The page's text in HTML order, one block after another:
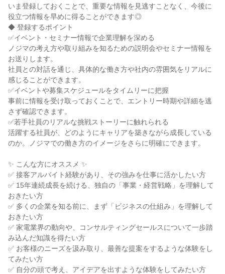
いま登録しておくことで、重要な情報を見逃すことなく、今後に
役立つ情報を早めに得ることができます◎
◆ 登録するポイント
✅イベント・セミナー情報で企業理解を深める
ノジマの考え方や取り組みを知るための説明会やセミナー情報を
お送りします。
社員との対話を通じ、具体的な働き方や社内の雰囲気をリアルに
感じることができます。
✅イベントや募集スケジュールをタイムリーに把握
事前に情報を受け取っておくことで、エントリー時期や詳細を逃
さず確認できます。
✅若手社員のリアルな挑戦ストーリーに触れられる
活躍する社員が、どのようにキャリアを築きながら成長している
のか。ノジマでの働き方のイメージをさらに明確にできます。
✨ こんな方にオススメ ✨
✅ 接客アルバイト経験があり、その強みを仕事に活かしたい方
✅ 15年連続成長を続ける、独自の「事業・経営戦略」を理解して
おきたい方
✅ 多くの企業を知る前に、まず「ビジネスの仕組み」を理解して
おきたい方
✅ 家電業界の動向や、コンサルティングセールスについて一歩踏
み込んだ知識を得たい方
✅ お客様のニーズを汲み取り、最善な提案をするような体験をし
てみたい方
✅ 自分の頭で考え、アイデアを出すような体験をしてみたい方